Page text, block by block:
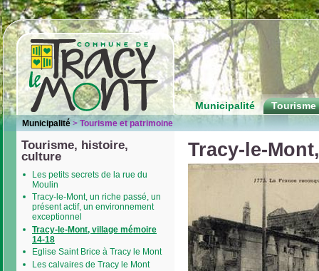
Municipalité
Municipalité > Tourisme et patrimoine
Tourisme, histoire,
culture
Les petits secrets de la rue du
Moulin
Tracy-le-Mont, un riche passé, un
présent actif, un environnement
exceptionnel
Tracy-le-Mont, village mémoire
14-18
Eglise Saint Brice à Tracy le Mont
Les calvaires de Tracy le Mont
Tracy-le-